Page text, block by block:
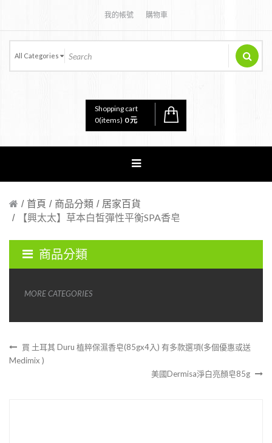
我的帳號 購物車
All Categories
Shopping cart
0(items) 0 元
首頁 商品分類
居家百貨
【興太太】草本白皙彈性平衡SPA香皂
商品分類
MORE CATEGORIES
買 土耳其 Duru 植粹保濕香皂(85gx4入) 有多款選項(多個優惠或送
Medimix )
美國Dermisa淨白亮顏皂85g